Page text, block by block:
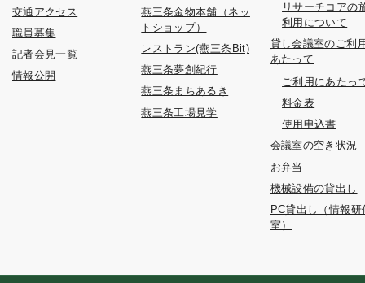
交通アクセス
職員募集
記者会見一覧
情報公開
燕三条金物本舗（ネッ
トショップ）
レストラン(燕三条Bit)
燕三条夢創紀行
燕三条まちあるき
燕三条工場見学
リサーチコアの
利用について
貸し会議室のご利
あたって
ご利用にあたっ
料金表
使用申込書
会議室の空き状況
お弁当
機械設備の貸出し
PC貸出し（情報研
室）